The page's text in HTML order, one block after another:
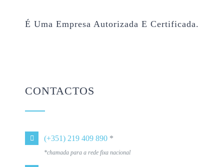
É Uma Empresa Autorizada E Certificada.
CONTACTOS
(+351) 219 409 890 *
*chamada para a rede fixa nacional